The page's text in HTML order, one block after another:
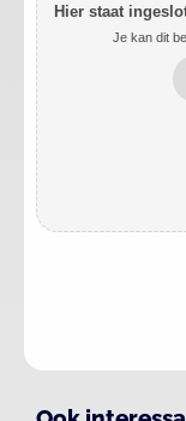
Hier staat
Je kan dit